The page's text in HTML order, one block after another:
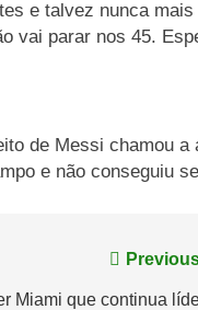
e talvez nunca
vai parar nos 45.
de Messi chamou
e não conseguiu
Miami que continua